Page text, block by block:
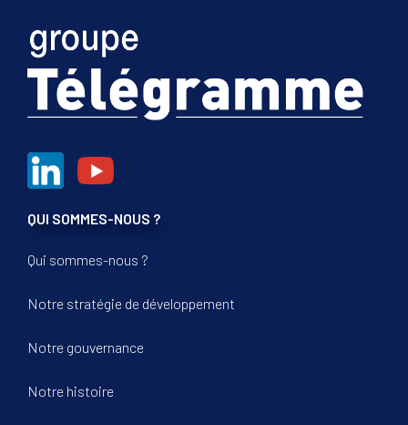
QUI SOMMES-NOUS ?
Qui sommes-nous ?
Notre stratégie de développement
Notre gouvernance
Notre histoire